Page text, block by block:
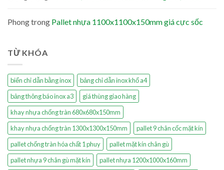
Phongtrong Pallet nhựa 1100x1100x150mm giá cực sốc
TỪ KHÓA
biển chỉ dẫn bằng inox
bảng chỉ dẫn inox khổ a4
bảng thông báo inox a3
giá thùng giao hàng
khay nhựa chống tràn 680x680x150mm
khay nhựa chống tràn 1300x1300x150mm
pallet 9 chân cốc mặt kín
pallet chống tràn hóa chất 1 phuy
pallet mặt kín chân gù
pallet nhựa 9 chân gù mặt kín
pallet nhựa 1200x1000x160mm